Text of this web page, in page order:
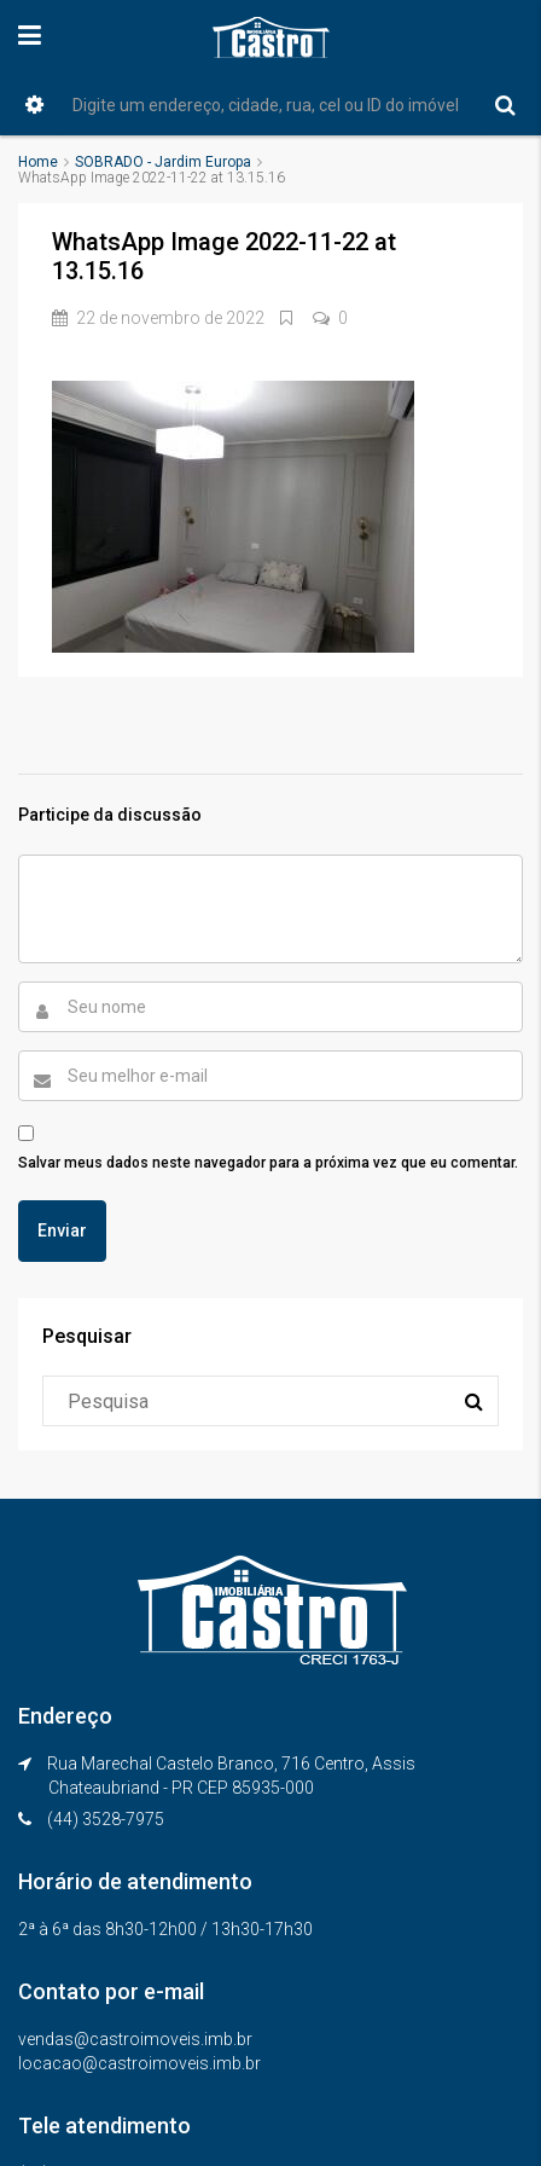
Home
SOBRADO - Jardim Europa
WhatsApp Image 2022-11-22 at 13.15.16
WhatsApp Image 2022-11-22 at
13.15.16
22 de novembro de 2022 0
Participe da discussão
Salvar meus dados neste navegador para a próxima vez que eu comentar.
Pesquisar
Endereço
Rua Marechal Castelo Branco, 716 Centro, Assis
Chateaubriand - PR CEP 85935-000
(44) 3528-7975
Horário de atendimento
2ª à 6ª das 8h30-12h00 / 13h30-17h30
Contato por e-mail
vendas@castroimoveis.imb.br
locacao@castroimoveis.imb.br
Tele atendimento